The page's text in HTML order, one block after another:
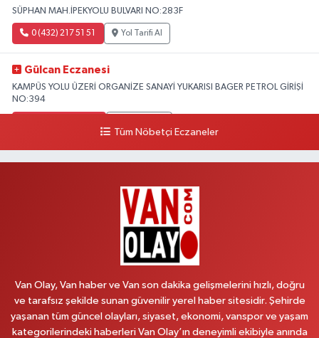
SÜPHAN MAH.İPEKYOLU BULVARI NO:283F
0 (432) 217 51 51 Yol Tarifi Al
Gülcan Eczanesi
KAMPÜS YOLU ÜZERİ ORGANİZE SANAYİ YUKARISI BAGER PETROL GİRİŞİ
NO:394
HEKİM HASTANESİ ACİL KARŞISI
Yol Tarifi Al
MAHMUDİYE MAH.ATATÜRK CAD.NO:17B
0 (531) 621 69 65 Yol Tarifi Al
Onay Eczanesi
Tüm Nöbetçi Eczaneler
Van Olay, Van haber ve Van son dakika gelişmelerini hızlı, doğru
ve tarafsız şekilde sunan güvenilir yerel haber sitesidir. Şehirde
yaşanan tüm güncel olayları, siyaset, ekonomi, vanspor ve yaşam
kategorilerindeki haberleri Van Olay’ın deneyimli ekibiyle anında